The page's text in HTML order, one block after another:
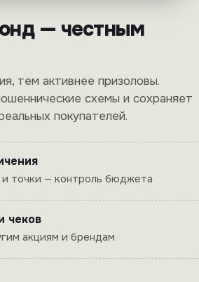
— честным
тем активнее призоловы.
схемы и сохраняет
покупателей.
и точки — контроль бюджета
чеков
акциям и брендам